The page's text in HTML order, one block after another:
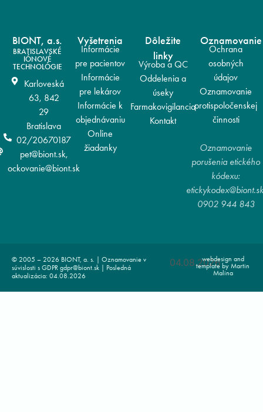
BIONT, a.s.
BRATISLAVSKÉ
IÓNOVÉ
TECHNOLÓGIE
Karloveská
63, 842
29
Bratislava
02/20670187
pet@biont.sk,
ockovanie@biont.sk
Vyšetrenia
Informácie
pre pacientov
Informácie
pre lekárov
Informácie k
objednávaniu
Online
žiadanky
Dôležite
linky
Výroba a QC
Oddelenia a
úseky
Farmakovigilancia
Kontakt
Oznamovanie
Ochrana
osobných
údajov
Oznamovanie
protispoločenskej
činnosti
Oznamovanie
porušenia etického
kódexu:
0902 944 843
© 2005 – 2026 BIONT, a. s. | Oznamovanie v
súvislosti s GDPR gdpr@biont.sk | Posledná
aktualizácia: 04.08.2026
04.08.2026webdesign and
template by Martin
Malina